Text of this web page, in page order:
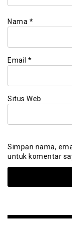
Nama *
Email *
Situs Web
Simpan nama,
untuk komentar